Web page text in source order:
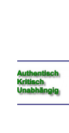
Jeder
frei zu